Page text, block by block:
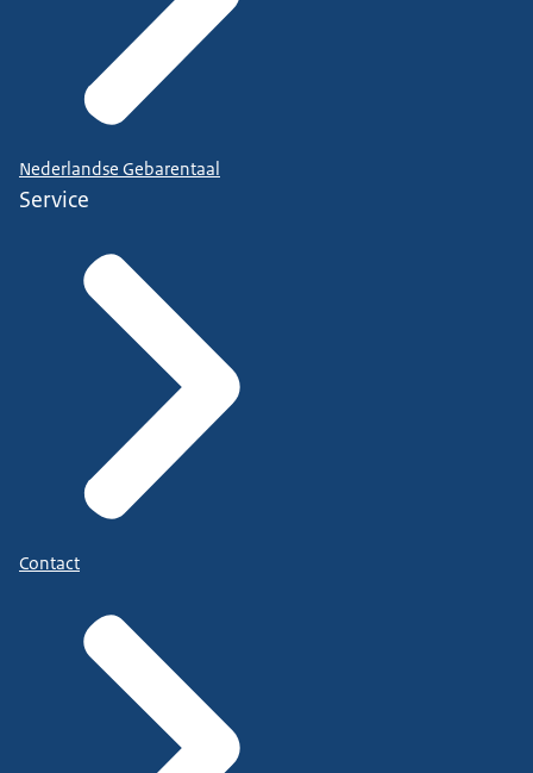
Nederlandse Gebarentaal
Service
Contact